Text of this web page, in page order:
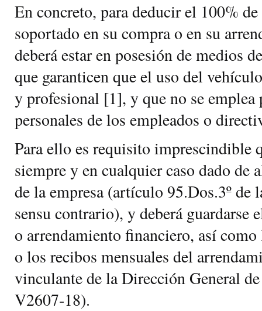
En concreto, para deducir el 100%
soportado en su compra o en su
deberá estar en posesión de medios
que garanticen que el uso del
y profesional [1], y que no se emplea
personales de los empleados o
Para ello es requisito imprescindible
siempre y en cualquier caso dado de
de la empresa (artículo 95.Dos.3º de
sensu contrario), y deberá guardarse
o arrendamiento financiero, así
o los recibos mensuales del
vinculante de la Dirección General
V2607-18).